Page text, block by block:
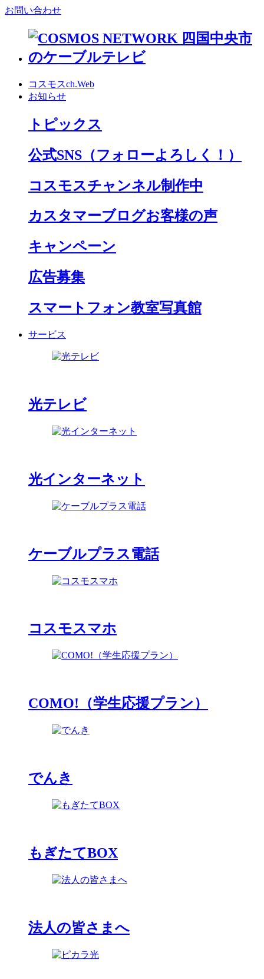
お問い合わせ
コスモスch.Web
お知らせ
トピックス
公式SNS （フォローよろしく！）
コスモスチャンネル制作中
カスタマーブログお客様の声
キャンペーン
広告募集
スマートフォン教室写真館
サービス
光テレビ
光インターネット
ケーブルプラス電話
コスモスマホ
COMO!（学生応援プラン）
でんき
もぎたてBOX
法人の皆さまへ